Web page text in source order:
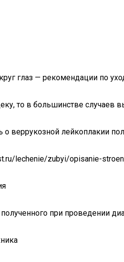
глаз — рекомендации по
то в большинстве случаев
о веррукозной лейкоплакии
lechenie/zubyi/opisanie-
полученного при проведении